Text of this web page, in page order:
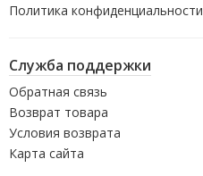
Политика конфиденциальности
Служба поддержки
Обратная связь
Возврат товара
Условия возврата
Карта сайта